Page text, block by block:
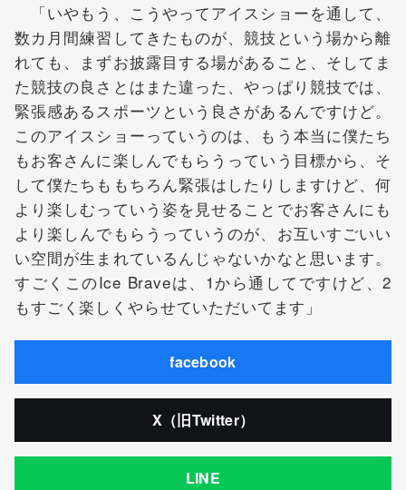
「いやもう、こうやってアイスショーを通して、
数カ月間練習してきたものが、競技という場から離
れても、まずお披露目する場があること、そしてま
た競技の良さとはまた違った、やっぱり競技では、
緊張感あるスポーツという良さがあるんですけど。
このアイスショーっていうのは、もう本当に僕たち
もお客さんに楽しんでもらうっていう目標から、そ
して僕たちももちろん緊張はしたりしますけど、何
より楽しむっていう姿を見せることでお客さんにも
より楽しんでもらうっていうのが、お互いすごいい
い空間が生まれているんじゃないかなと思います。
すごくこのIce Braveは、1から通してですけど、2
もすごく楽しくやらせていただいてます」
facebook
X（旧Twitter）
LINE